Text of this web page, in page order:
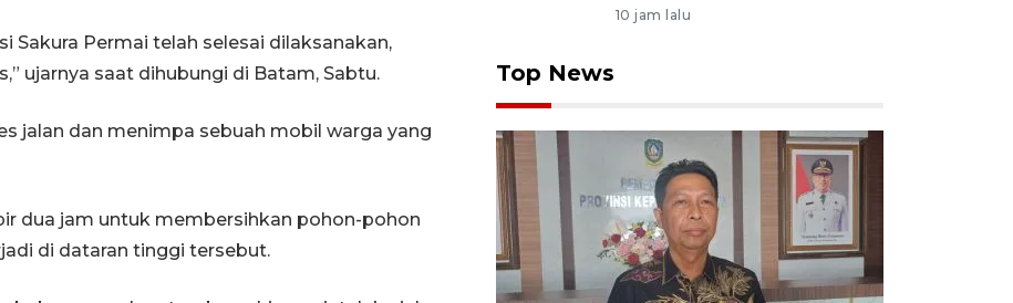
Permai telah selesai dilaksanakan,
ujarnya saat dihubungi di Batam, Sabtu.
jalan dan menimpa sebuah mobil warga yang
dua jam untuk membersihkan pohon-pohon
di dataran tinggi tersebut.
10 jam lalu
Top News